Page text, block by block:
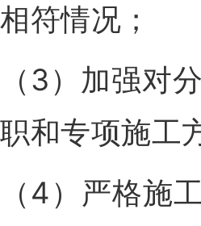
相符情况；
（3）加强对
职和专项施工
（4）严格施